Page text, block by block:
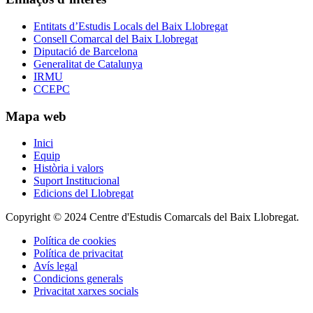
Entitats d’Estudis Locals del Baix Llobregat
Consell Comarcal del Baix Llobregat
Diputació de Barcelona
Generalitat de Catalunya
IRMU
CCEPC
Mapa web
Inici
Equip
Història i valors
Suport Institucional
Edicions del Llobregat
Copyright © 2024 Centre d'Estudis Comarcals del Baix Llobregat.
Política de cookies
Política de privacitat
Avís legal
Condicions generals
Privacitat xarxes socials